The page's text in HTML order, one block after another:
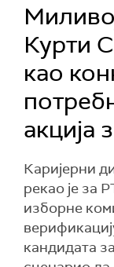
Курти
као
акција
Каријерни
рекао је за
изборне
кандидата